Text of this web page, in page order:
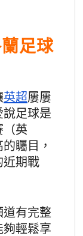
足球
英超屢屢
足球是
（英
矚目，
近期戰
道有完整
輕鬆享